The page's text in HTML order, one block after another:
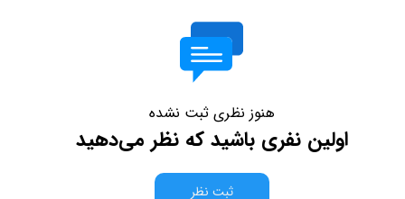
هنوز نظری ثبت نشده
اولین نفری باشید که نظر می‌دهید
ثبت نظر